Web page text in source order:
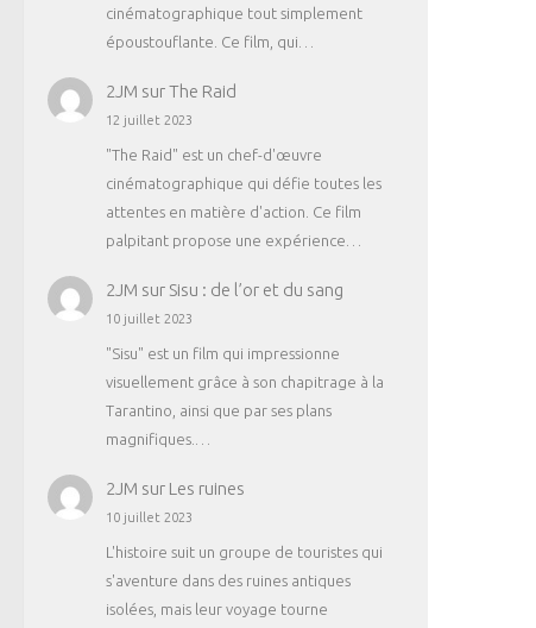
cinématographique tout simplement
époustouflante. Ce film, qui…
2JM surThe Raid
12 juillet 2023
"The Raid" est un chef-d'œuvre
cinématographique qui défie toutes les
attentes en matière d'action. Ce film
palpitant propose une expérience…
2JM sur Sisu : de l’or et du sang
10 juillet 2023
"Sisu" est un film qui impressionne
visuellement grâce à son chapitrage à la
Tarantino, ainsi que par ses plans
magnifiques.…
2JM sur Les ruines
10 juillet 2023
L'histoire suit un groupe de touristes qui
s'aventure dans des ruines antiques
isolées, mais leur voyage tourne